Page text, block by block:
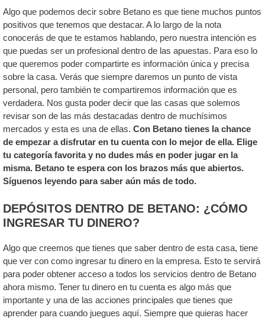
Algo que podemos decir sobre Betano es que tiene muchos puntos
positivos que tenemos que destacar. A lo largo de la nota
conocerás de que te estamos hablando, pero nuestra intención es
que puedas ser un profesional dentro de las apuestas. Para eso lo
que queremos poder compartirte es información única y precisa
sobre la casa. Verás que siempre daremos un punto de vista
personal, pero también te compartiremos información que es
verdadera. Nos gusta poder decir que las casas que solemos
revisar son de las más destacadas dentro de muchísimos
mercados y esta es una de ellas. Con Betano tienes la chance
de empezar a disfrutar en tu cuenta con lo mejor de ella. Elige
tu categoría favorita y no dudes más en poder jugar en la
misma. Betano te espera con los brazos más que abiertos.
Síguenos leyendo para saber aún más de todo.
DEPÓSITOS DENTRO DE BETANO: ¿CÓMO
INGRESAR TU DINERO?
Algo que creemos que tienes que saber dentro de esta casa, tiene
que ver con como ingresar tu dinero en la empresa. Esto te servirá
para poder obtener acceso a todos los servicios dentro de Betano
ahora mismo. Tener tu dinero en tu cuenta es algo más que
importante y una de las acciones principales que tienes que
aprender para cuando juegues aquí. Siempre que quieras hacer